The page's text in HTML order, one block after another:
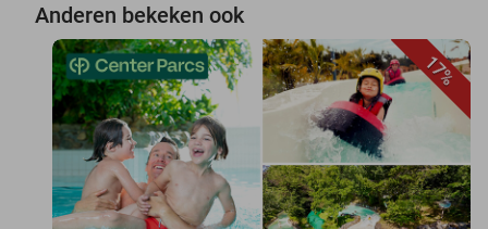
Anderen bekeken ook
17%